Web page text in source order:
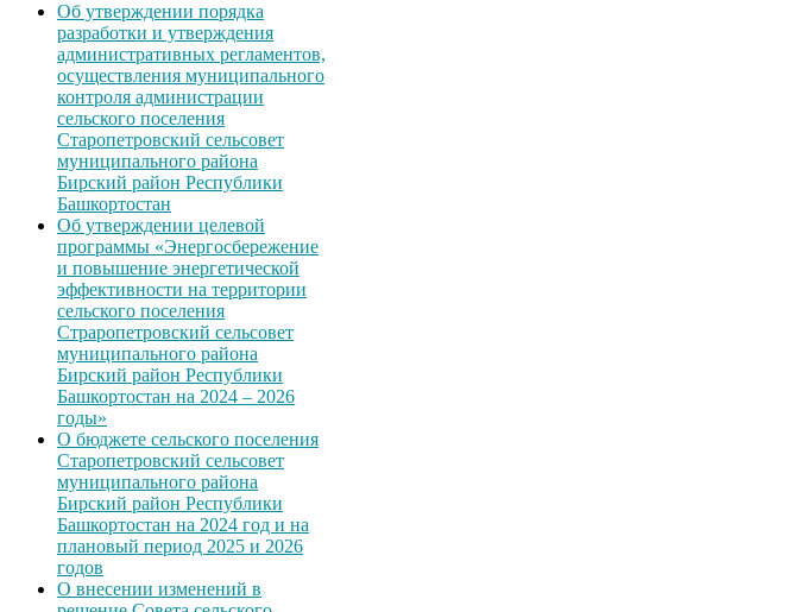
Об утверждении порядка
разработки и утверждения
административных регламентов,
осуществления муниципального
контроля администрации
сельского поселения
Старопетровский сельсовет
муниципального района
Бирский район Республики
Башкортостан
Об утверждении целевой
программы «Энергосбережение
и повышение энергетической
эффективности на территории
сельского поселения
Страропетровский сельсовет
муниципального района
Бирский район Республики
Башкортостан на 2024 – 2026
годы»
О бюджете сельского поселения
Старопетровский сельсовет
муниципального района
Бирский район Республики
Башкортостан на 2024 год и на
плановый период 2025 и 2026
годов
О внесении изменений в